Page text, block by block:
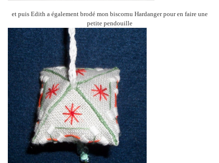
et puis Edith a également brodé mon biscornu Hardanger pour en faire une
petite pendouille